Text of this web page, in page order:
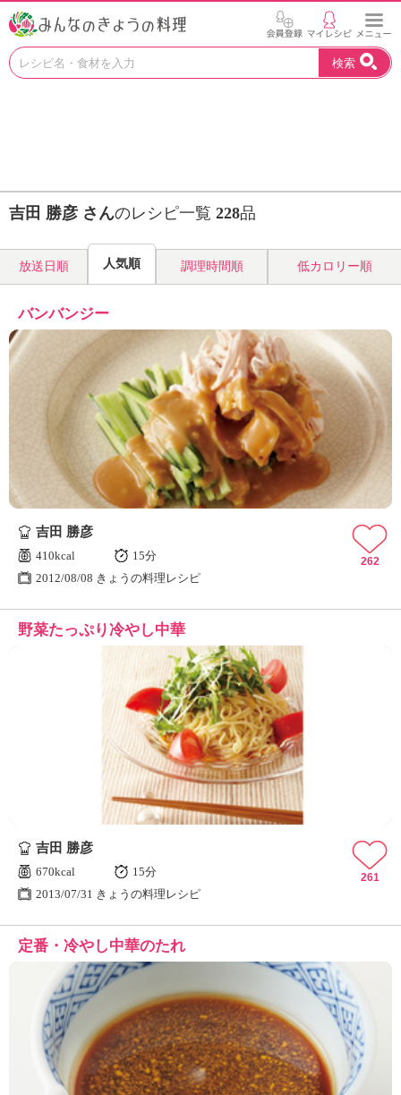
お
見
つ
よ
う
H
エ
デ
ュ
ケ
ー
シ
ョ
ナ
ん
の
ょ
う
の
料
理
」
検索
吉田 勝彦 さんのレシピ一覧 228品
放送日順 人気順 調理時間順 低カロリー順
バンバンジー
吉田 勝彦
410kcal
15分
2012/08/08 きょうの料理レシピ
262
野菜たっぷり冷やし中華
吉田 勝彦
670kcal
15分
2013/07/31 きょうの料理レシピ
261
定番・冷やし中華のたれ